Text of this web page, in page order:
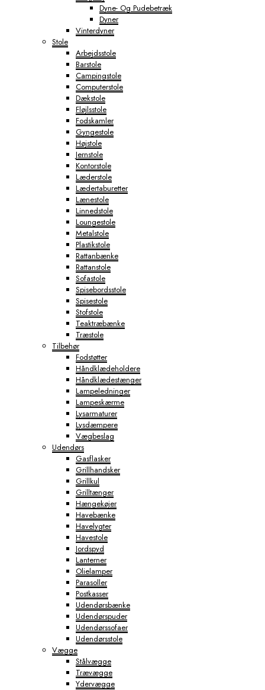
Dyne- Og Pudebetræk
Dyner
Vinterdyner
Stole
Arbejdsstole
Barstole
Campingstole
Computerstole
Dækstole
Fløjlsstole
Fodskamler
Gyngestole
Højstole
Jernstole
Kontorstole
Læderstole
Lædertaburetter
Lænestole
Linnedstole
Loungestole
Metalstole
Plastikstole
Rattanbænke
Rattanstole
Sofastole
Spisebordsstole
Spisestole
Stofstole
Teaktræbænke
Træstole
Tilbehør
Fodstøtter
Håndklædeholdere
Håndklædestænger
Lampeledninger
Lampeskærme
Lysarmaturer
Lysdæmpere
Vægbeslag
Udendørs
Gasflasker
Grillhandsker
Grillkul
Grilltænger
Hængekøjer
Havebænke
Havelygter
Havestole
Jordspyd
Lanterner
Olielamper
Parasoller
Postkasser
Udendørsbænke
Udendørspuder
Udendørssofaer
Udendørsstole
Vægge
Stålvægge
Trævægge
Ydervægge